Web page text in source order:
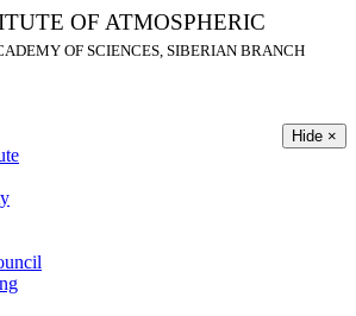
OF ATMOSPHERIC
OF SCIENCES, SIBERIAN BRANCH
Hide ×